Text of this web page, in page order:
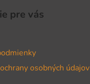
pre vás
osobných údajov